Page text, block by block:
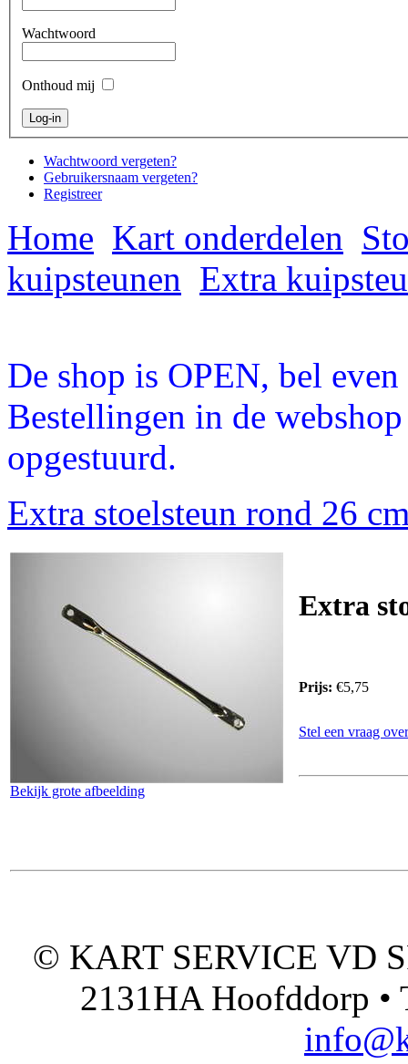
Wachtwoord
Onthoud mij
Wachtwoord vergeten?
Gebruikersnaam vergeten?
Registreer
Home Kart onderdelen
kuipsteunen Extra
De shop is OPEN, bel
Bestellingen in de
opgestuurd.
Extra stoelsteun rond 26
Bekijk grote afbeelding
Extra
Prijs: €5,75
Stel een vraag
© KART SERVICE VD
2131HA Hoofddorp •